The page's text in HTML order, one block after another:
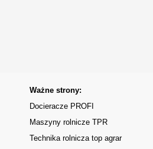
Ważne strony:
Docieracze PROFI
Maszyny rolnicze TPR
Technika rolnicza top agrar